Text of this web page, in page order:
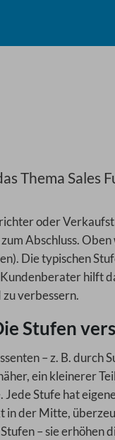
Thema Sales
oder
Abschluss.
Die typischen
hilft
verbessern.
Stufen
– z. B. durch
ein kleinerer
Jede Stufe hat
der Mitte,
– sie erhöhen